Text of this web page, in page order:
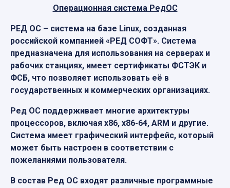
Операционная система РедОС
РЕД ОС – система на базе Linux, созданная
российской компанией «РЕД СОФТ». Система
предназначена для использования на серверах и
рабочих станциях, имеет сертификаты ФСТЭК и
ФСБ, что позволяет использовать её в
государственных и коммерческих организациях.
Ред ОС поддерживает многие архитектуры
процессоров, включая x86, x86-64, ARM и другие.
Система имеет графический интерфейс, который
может быть настроен в соответствии с
пожеланиями пользователя.
В состав Ред ОС входят различные программные